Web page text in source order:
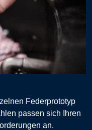
Federprototyp
passen sich Ihren
an.